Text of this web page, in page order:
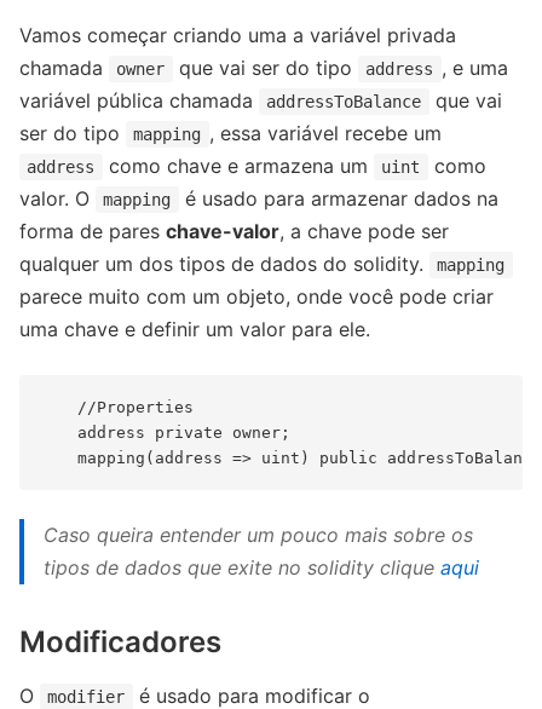
Vamos começar criando uma a variável privada
chamada
owner que vai ser do tipo address , e uma
variável pública chamada
addressToBalance
que vai
ser do tipo
mapping , essa variável recebe um
address como chave e armazena um uint
como
valor. O
mapping
é usado ​​para armazenar dados na
forma de pares chave-valor, a chave pode ser
qualquer um dos tipos de dados do solidity.
mapping
parece muito com um objeto, onde você pode criar
uma chave e definir um valor para ele.
    //Properties
    address private owner;
Caso queira entender um pouco mais sobre os
tipos de dados que exite no solidity clique aqui
Modificadores
O modifier
é usado ​​para modificar o